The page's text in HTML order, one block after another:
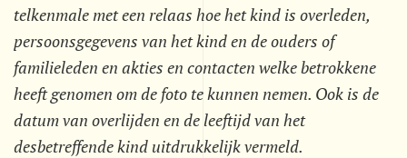
telkenmale met een relaas hoe het kind is overleden,
persoonsgegevens van het kind en de ouders of
familieleden en akties en contacten welke betrokkene
heeft genomen om de foto te kunnen nemen. Ook is de
datum van overlijden en de leeftijd van het
desbetreffende kind uitdrukkelijk vermeld.